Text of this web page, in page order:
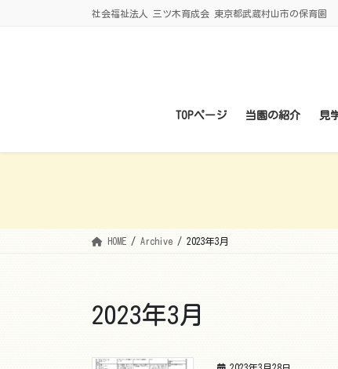
社会福祉法人 三ツ木育成会 東京都武蔵村山市の保育園
TOPページ 当園の紹介 見
HOME Archive 2023年3月
2023年3月